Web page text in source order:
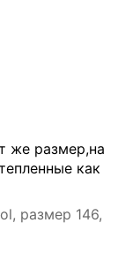
же размер,на
как
размер 146,